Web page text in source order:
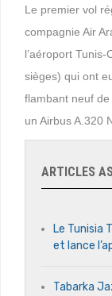
Le premier vol
compagnie Air
l’aéroport
sièges) qui ont
flambant neuf
un Airbus A.320
ARTICLES
Le Tunisia
et lance
Tabarka